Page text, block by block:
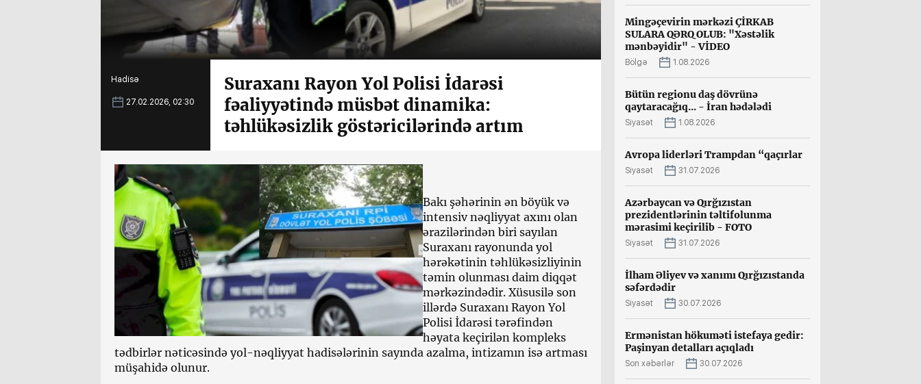
Hadisə
27.02.2026, 02:30
Suraxanı Rayon Yol Polisi İdarəsi
fəaliyyətində müsbət dinamika:
təhlükəsizlik göstəricilərində artım
Bakı şəhərinin ən böyük və
intensiv nəqliyyat axını olan
ərazilərindən biri sayılan
Suraxanı rayonunda yol
hərəkətinin təhlükəsizliyinin
təmin olunması daim diqqət
mərkəzindədir. Xüsusilə son
illərdə Suraxanı Rayon Yol
Polisi İdarəsi tərəfindən
həyata keçirilən kompleks
tədbirlər nəticəsində yol-nəqliyyat hadisələrinin sayında azalma, intizamın isə artması
müşahidə olunur.
Mingəçevirin mərkəzi ÇİRKAB
SULARA QƏRQ OLUB: "Xəstəlik
mənbəyidir" - VİDEO
Bölgə 1.08.2026
Bütün regionu daş dövrünə
qaytaracağıq... - İran hədələdi
Siyasət 1.08.2026
Avropa liderləri Trampdan “qaçırlar
Siyasət 31.07.2026
Azərbaycan və Qırğızıstan
prezidentlərinin təltifolunma
mərasimi keçirilib - FOTO
Siyasət 31.07.2026
İlham Əliyev və xanımı Qırğızıstanda
səfərdədir
Siyasət 30.07.2026
Ermənistan hökuməti istefaya gedir:
Paşinyan detalları açıqladı
Son xəbərlər 30.07.2026